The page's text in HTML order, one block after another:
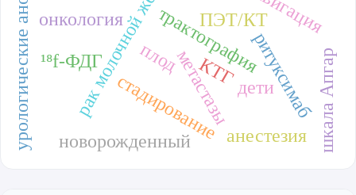
рак молочной железы
ПЭТ/КТ
¹⁸f-ФДГ
метастазы
стадирование
онкология трактография
дети
урологические аномалии ритуксимаб
плод
новорожденный шкала Апгар
КТГ
анестезия